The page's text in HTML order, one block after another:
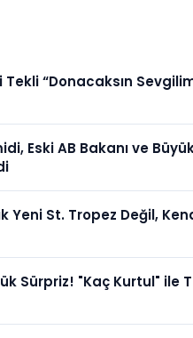
“Donacaksın
Eski AB Bakanı ve
Yeni St. Tropez Değil,
Sürpriz! "Kaç Kurtul" ile